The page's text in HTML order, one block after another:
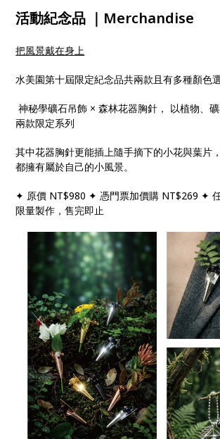
活動紀念品 ｜Merchandise
把風景戴在身上
水美園第十屆限定紀念品共兩款且有多種顏色
神秘學礦石吊飾 × 森林花器胸針， 以植物、
兩款限定系列
其中花器胸針更能插上隨手摘下的小花與葉片
都擁有屬於自己的小風景。
✦ 原價 NT$980 ✦ 憑門票加價購 NT$269 ✦
限量製作，售完即止